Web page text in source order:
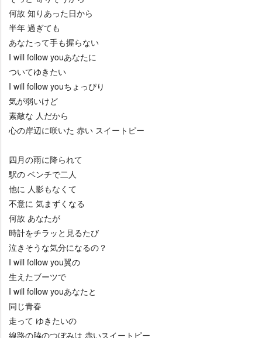
何故 知りあった日から
半年 過ぎても
あなたって手も握らない
I will follow youあなたに
ついてゆきたい
I will follow youちょっぴり
気が弱いけど
素敵な 人だから
心の岸辺に咲いた 赤い スイートピー
四月の雨に降られて
駅の ベンチで二人
他に 人影もなくて
不意に 気まずくなる
何故 あなたが
時計をチラッと見るたび
泣きそうな気分になるの？
I will follow you翼の
生えたブーツで
I will follow youあなたと
同じ青春
走って ゆきたいの
線路の脇のつぼみは 赤いスイートピー